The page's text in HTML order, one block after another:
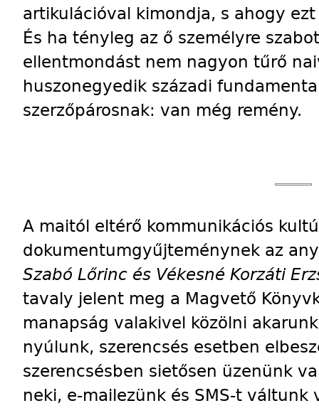
artikulációval kimondja, s ahogy
És ha tényleg az ő személyre
ellentmondást nem nagyon tűrő
huszonegyedik századi
szerzőpárosnak: van még remény.
A maitól eltérő kommunikációs
dokumentumgyűjteménynek az
Szabó Lőrinc és Vékesné Korzáti
tavaly jelent meg a Magvető
manapság valakivel közölni
nyúlunk, szerencsés esetben
szerencsésben sietősen üzenünk
neki, e-mailezünk és SMS-t váltunk